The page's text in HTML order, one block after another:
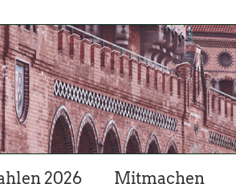
2026 Mitmachen